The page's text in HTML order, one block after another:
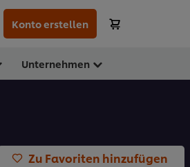
Konto erstellen
Unternehmen
Zu Favoriten hinzufügen